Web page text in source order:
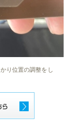
り位置の調整をし